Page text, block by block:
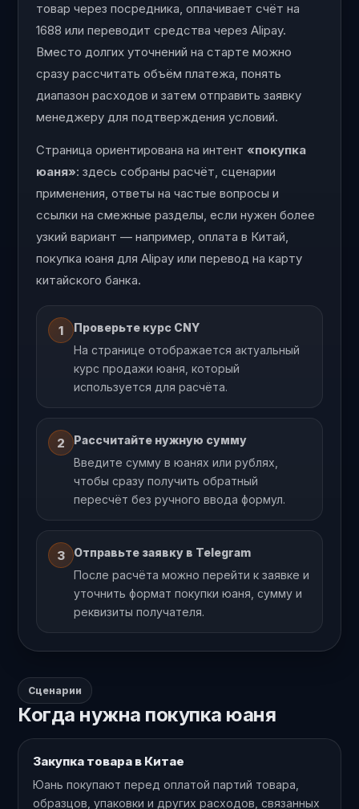
товар через посредника, оплачивает счёт на
1688 или переводит средства через Alipay.
Вместо долгих уточнений на старте можно
сразу рассчитать объём платежа, понять
диапазон расходов и затем отправить заявку
менеджеру для подтверждения условий.
Страница ориентирована на интент «покупка
юаня»: здесь собраны расчёт, сценарии
применения, ответы на частые вопросы и
ссылки на смежные разделы, если нужен более
узкий вариант — например, оплата в Китай,
покупка юаня для Alipay или перевод на карту
китайского банка.
1
Проверьте курс CNY
На странице отображается актуальный
курс продажи юаня, который
используется для расчёта.
2
Рассчитайте нужную сумму
Введите сумму в юанях или рублях,
чтобы сразу получить обратный
пересчёт без ручного ввода формул.
3
Отправьте заявку в Telegram
После расчёта можно перейти к заявке и
уточнить формат покупки юаня, сумму и
реквизиты получателя.
Сценарии
Когда нужна покупка юаня
Закупка товара в Китае
Юань покупают перед оплатой партий товара,
образцов, упаковки и других расходов, связанных